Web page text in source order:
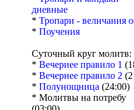
дневные
* Тропари - величания
* Поучения
Суточный круг молитв:
* Вечериее правило 1
* Вечернее правило 2
* Полунощница (24:00)
* Молитвы на потребу